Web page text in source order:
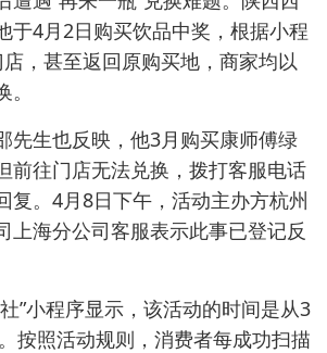
于4月2日购买饮品中奖，根据小程
，甚至返回原购买地，商家均以
先生也反映，他3月购买康师傅绿
前往门店无法兑换，拨打客服电话
复。4月8日下午，活动主办方杭州
上海分公司客服表示此事已登记反
”小程序显示，该活动的时间是从3
按照活动规则，消费者每成功扫描